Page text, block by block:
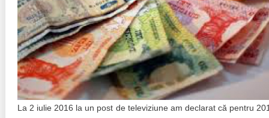
Institutional Charter IDIS
Announcements
IDIS International Advisory Board
Democratic process
15 minutes of economic realism
Hybrid power
EU-STRAT bulletin
La 2 iulie 2016 la un post de televiziune am declarat că pentru